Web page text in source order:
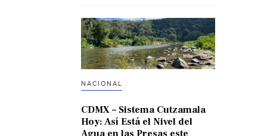
NACIONAL
CDMX – Sistema Cutzamala
Hoy: Así Está el Nivel del